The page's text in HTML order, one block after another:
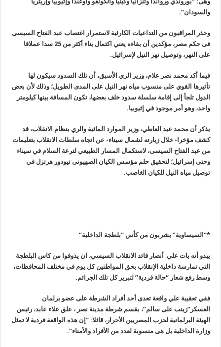
والسودان“.
وحذر المراقبون من التداعيات الكارثية لاستمرار اغتصاب عبد الفتاح السيسى
فى حكم مصر، مؤكدين أن بقاءه يعني اكتمال بناء أكثر من 25 سدا عملاقا
على النهر، وتوصيل نهر النيل لإسرائيل.
فيما أكد محمد نصر علام، وزير الري الأسبق، أن تلك السدود سيكون لها
تأثيرها القوي على منسوب مياه نهر النيل على المدى الطويل؛ وذلك لأن بعض
الدول تلجأ إلى إقامة سلسلة سدود خلف بعضها، تكون المسافة بينها كيلومتر
واحد، وهو أمر موجود في إثيوبيا.
يذكر أن محمد عبد العاطي، وزير الموارد المائية والري بنظام الانقلاب، قد
كشف مؤخرا- خلال زيارته لشمال سيناء- عن اتجاه سلطات الانقلاب بتعليمات
من عبد الفتاح السيسى، لاستكمال المسار الطبيعي لترعة السلام في سيناء
وحتى إسرائيل؛ لتحقيق حلم مؤسس الكيان الصهيونى تيودور هرتزل في
توصيل مياه النيل للكيان الغاصب.
*
“ السيساوية” يشربون من كأس “بلطجة الداخلية”
يبدو أنه بات علي أنصار قائد الانقلاب السيسي، ان يذوقوا من كاس البلطجة
التي تمارسة داخلية الإنقلاب بحق المواطنين كل يوم في مختلف المحافظات،
وسط رفع شعار “حالة فردية” لتبرير كل تلك الجرائم.
ففي تعقيبة علي واقعة تعدى أحد أفراد الشرطة على عضو برلمان
العسكر”زينب على سالم”، بقسم شرطة مدينة نصر ، علق علاء عابد، رئيس
الهيئة البرلمانية لحزب المصريين الأحرار، قائلا: “إن هذه الواقعة فردية لا تمثل
وزارة الداخلية بل هى منسوبة لعدد من الأفراد والأمناء“.